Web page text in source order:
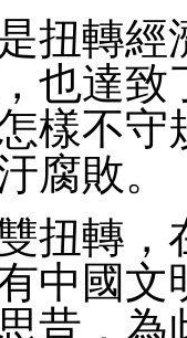
扭轉經
也達致
樣不守
腐敗。
扭轉，
中國文
昔，為